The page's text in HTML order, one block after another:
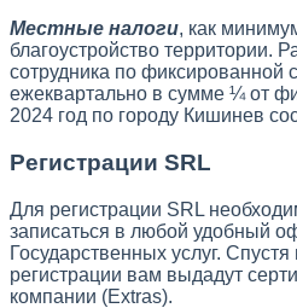
Местные налоги, как
благоустройство территории.
сотрудника по фиксированной
ежеквартально в сумме ¼ от
2024 год по городу Кишинев
Регистрации SRL
Для регистрации SRL
записаться в любой удобный
Государственных услуг.
регистрации вам выдадут
компании (Extras).